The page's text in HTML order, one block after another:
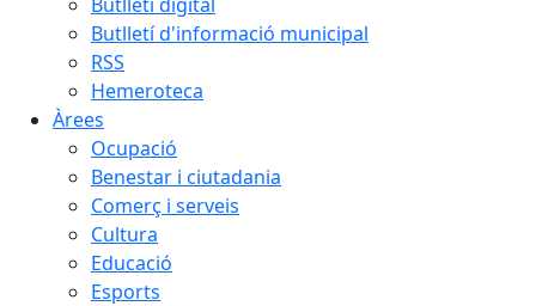
Butlletí d'informació municipal
RSS
Hemeroteca
Àrees
Ocupació
Benestar i ciutadania
Comerç i serveis
Cultura
Educació
Esports